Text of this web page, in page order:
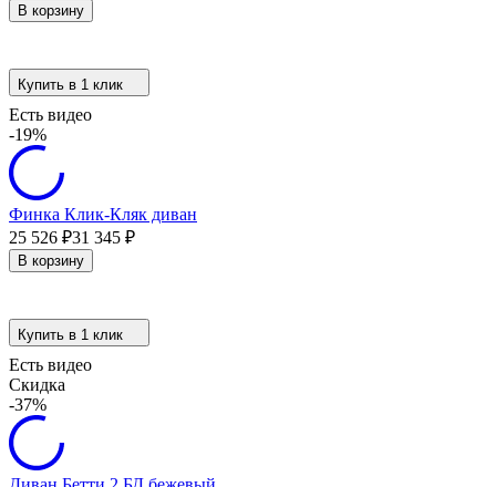
В корзину
Купить в 1 клик
Есть видео
-19%
Финка Клик-Кляк диван
25 526 ₽31 345 ₽
В корзину
Купить в 1 клик
Есть видео
Скидка
-37%